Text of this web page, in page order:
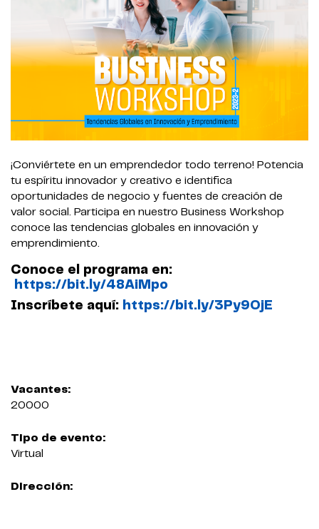
¡Conviértete en un emprendedor todo terreno! Potencia
tu espíritu innovador y creativo e identifica
oportunidades de negocio y fuentes de creación de
valor social. Participa en nuestro Business Workshop
conoce las tendencias globales en innovación y
emprendimiento.
Conoce el programa en:
https://bit.ly/48AiMpo
Inscríbete aquí: https://bit.ly/3Py9OjE
Vacantes:
20000
Tipo de evento:
Virtual
Dirección: